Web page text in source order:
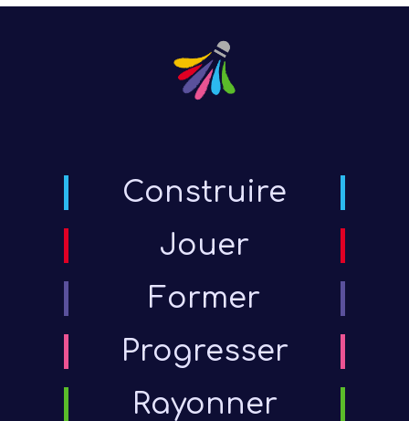
Construire
Jouer
Former
Progresser
Rayonner